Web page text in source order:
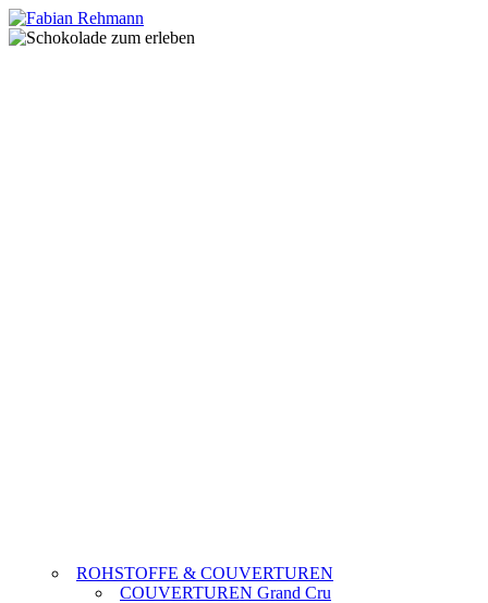
ROHSTOFFE & COUVERTUREN
COUVERTUREN Grand Cru